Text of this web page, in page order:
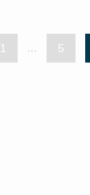
1 ... 5